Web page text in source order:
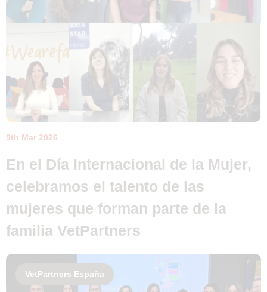
9th Mar 2026
En el Día Internacional de la Mujer,
celebramos el talento de las
mujeres que forman parte de la
familia VetPartners
VetPartners España